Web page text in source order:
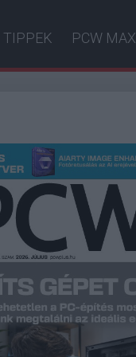
TIPPEK PCW MAX